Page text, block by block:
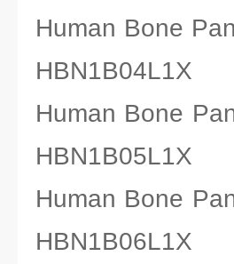
Human Bone
HBN1B04L1X
Human Bone
HBN1B05L1X
Human Bone
HBN1B06L1X